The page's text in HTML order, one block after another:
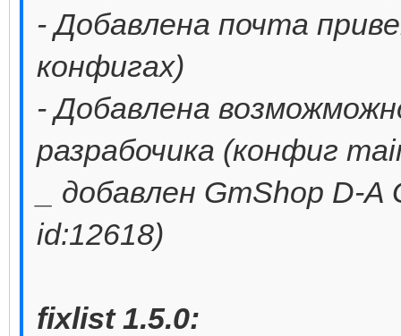
- Добавлена почта
конфигах)
- Добавлена
разрабочика (конфиг
_ добавлен GmShop D-
id:12618)
fixlist 1.5.0: